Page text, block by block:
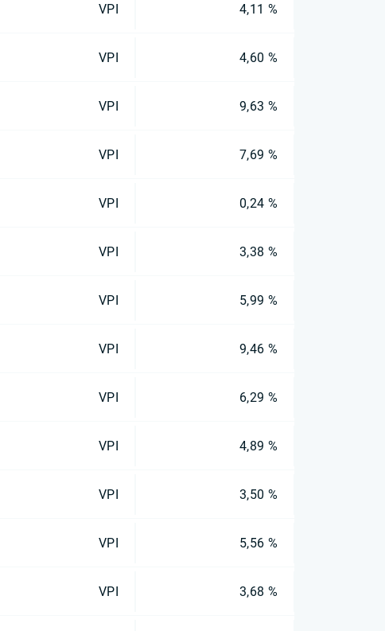
VPI 4,11 %
VPI 4,60 %
VPI 9,63 %
VPI 7,69 %
VPI 0,24 %
VPI 3,38 %
VPI 5,99 %
VPI 9,46 %
VPI 6,29 %
VPI 4,89 %
VPI 3,50 %
VPI 5,56 %
VPI 3,68 %